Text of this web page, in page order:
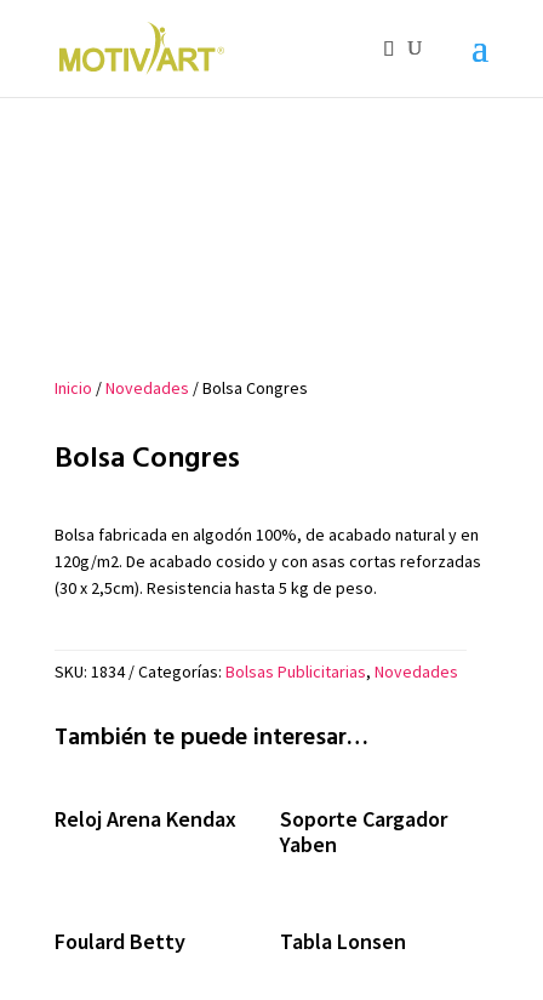
Inicio /Novedades / Bolsa Congres
Bolsa Congres
Bolsa fabricada en algodón 100%, de acabado natural y en
120g/m2. De acabado cosido y con asas cortas reforzadas
(30 x 2,5cm). Resistencia hasta 5 kg de peso.
SKU: 1834 Categorías: Bolsas Publicitarias, Novedades
También te puede interesar…
Reloj Arena Kendax
Soporte Cargador
Yaben
Foulard Betty Tabla Lonsen